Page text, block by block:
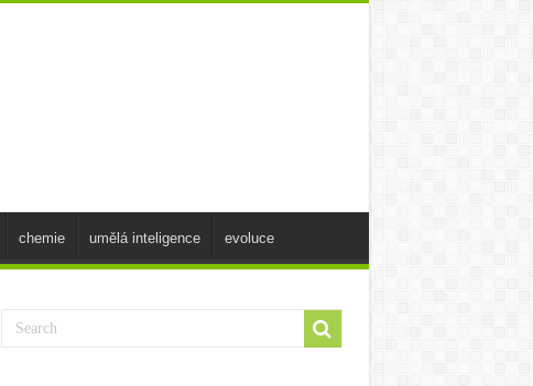
chemie umělá inteligence evoluce